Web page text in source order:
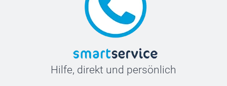
Hilfe, direkt und persönlich